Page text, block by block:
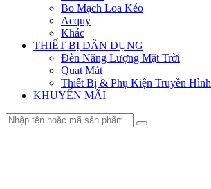
Bo Mạch Loa Kéo
Acquy
Khác
THIẾT BỊ DÂN DỤNG
Đèn Năng Lượng Mặt Trời
Quạt Mát
Thiết Bị & Phụ Kiện Truyền Hình
KHUYẾN MÃI